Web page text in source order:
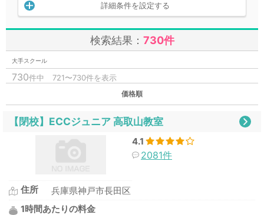
詳細条件を設定する
検索結果： 730件
大手スクール
730件中 721〜730件を表示
価格順
【閉校】ECCジュニア 高取山教室
4.1
2081件
住所
兵庫県神戸市長田区
1時間あたりの料金